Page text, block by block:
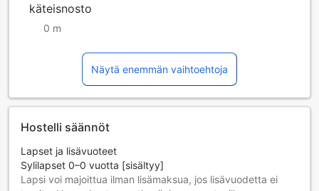
käteisnosto
0 m
Näytä enemmän vaihtoehtoja
Hostelli säännöt
Lapset ja lisävuoteet
Sylilapset 0–0 vuotta [sisältyy]
Lapsi voi majoittua ilman lisämaksua, jos lisävuodetta ei